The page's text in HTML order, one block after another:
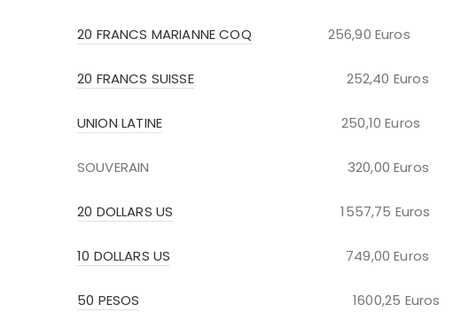
20 FRANCS MARIANNE COQ 256,90 Euros
20 FRANCS SUISSE252,40 Euros
UNION LATINE250,10 Euros
SOUVERAIN 320,00 Euros
20 DOLLARS US 1557,75 Euros
10 DOLLARS US 749,00 Euros
50 PESOS 1600,25 Euros